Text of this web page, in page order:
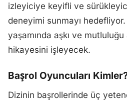
izleyiciye keyifli ve
deneyimi sunmayı
yaşamında aşkı ve
hikayesini işleyecek.
Başrol Oyuncuları
Dizinin başrollerinde üç